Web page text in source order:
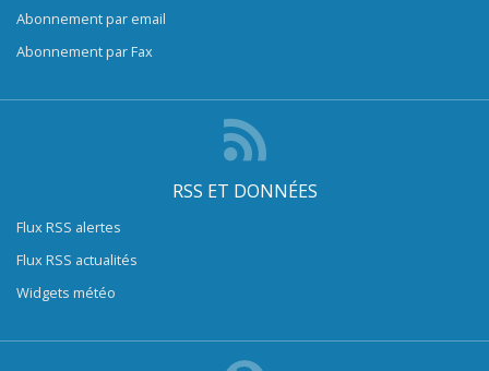
Abonnement par email
Abonnement par Fax
RSS ET DONNÉES
Flux RSS alertes
Flux RSS actualités
Widgets météo